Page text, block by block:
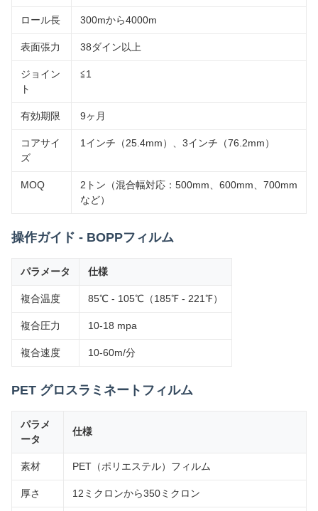
ロール長 300mから4000m
表面張力 38ダイン以上
ジョイン
ト
≦1
有効期限 9ヶ月
コアサイ
ズ
1インチ（25.4mm）、3インチ（76.2mm）
MOQ
2トン（混合幅対応：500mm、600mm、700mm
など）
操作ガイド - BOPPフィルム
パラメータ 仕様
複合温度 85℃ - 105℃（185℉ - 221℉）
複合圧力 10-18 mpa
複合速度 10-60m/分
PET グロスラミネートフィルム
パラメ
ータ
仕様
素材 PET（ポリエステル）フィルム
厚さ 12ミクロンから350ミクロン